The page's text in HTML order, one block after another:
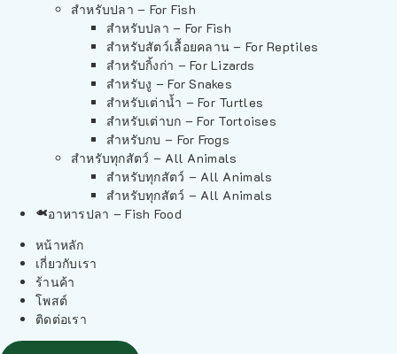
สำหรับปลา – For Fish
สำหรับปลา – For Fish
สำหรับสัตว์เลื้อยคลาน – For Reptiles
สำหรับกิ้งก่า – For Lizards
สำหรับงู – For Snakes
สำหรับเต่าน้ำ – For Turtles
สำหรับเต่าบก – For Tortoises
สำหรับกบ – For Frogs
สำหรับทุกสัตว์ – All Animals
สำหรับทุกสัตว์ – All Animals
สำหรับทุกสัตว์ – All Animals
อาหารปลา – Fish Food
หน้าหลัก
เกี่ยวกับเรา
ร้านค้า
โพสต์
ติดต่อเรา